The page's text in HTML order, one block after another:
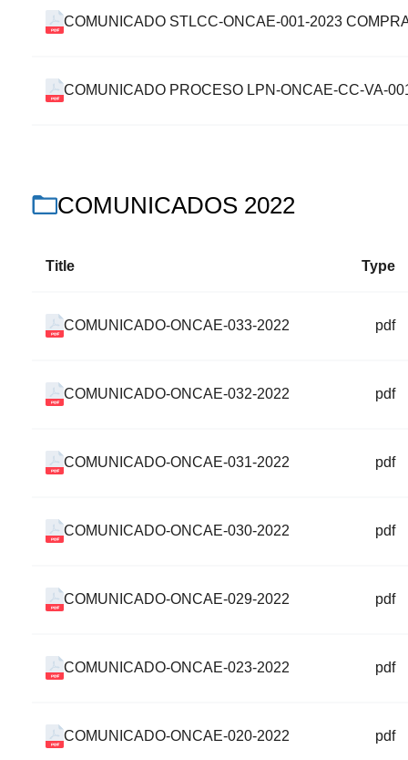
COMUNICADO STLCC-ONCAE-001-2023
COMUNICADO PROCESO LPN-ONCAE-CC-VA-
COMUNICADOS 2022
Title Type
COMUNICADO-ONCAE-033-2022 pdf
COMUNICADO-ONCAE-032-2022 pdf
COMUNICADO-ONCAE-031-2022 pdf
COMUNICADO-ONCAE-030-2022 pdf
COMUNICADO-ONCAE-029-2022 pdf
COMUNICADO-ONCAE-023-2022 pdf
COMUNICADO-ONCAE-020-2022 pdf